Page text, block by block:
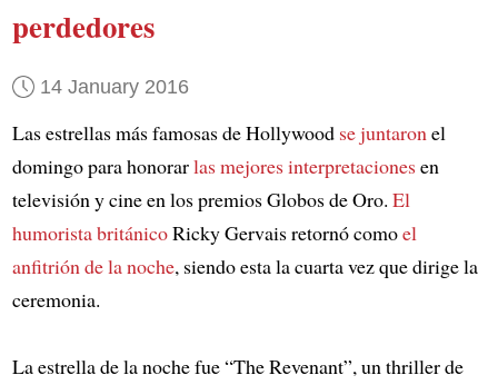
perdedores
14 January 2016
Las estrellas más famosas de Hollywood se juntaronel
domingo para honorarlas mejores interpretacionesen
televisión y cine en los premios Globos de Oro. El
humorista británicoRicky Gervais retornó comoel
anfitrión de la noche, siendo esta la cuarta vez que dirige la
ceremonia.
La estrella de la noche fue “The Revenant”, un thriller de